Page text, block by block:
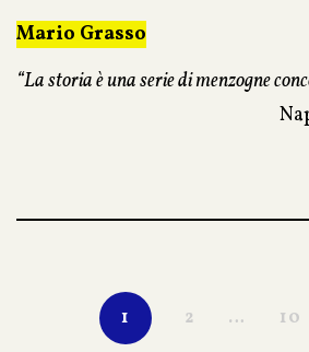
Mario Grasso
“La storia è una serie di menzogne
ragionamenti complicati, alimenta la
1 2 … 10